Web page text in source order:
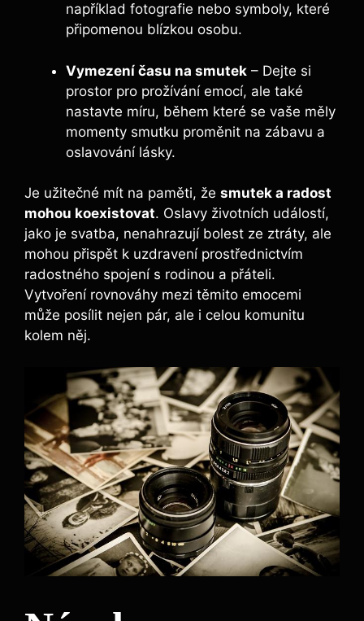
například fotografie nebo symboly, které
připomenou blízkou osobu.
Vymezení času na smutek – Dejte si
prostor pro prožívání emocí, ale také
nastavte míru, během které se vaše měly
momenty smutku proměnit na zábavu a
oslavování lásky.
Je užitečné mít na paměti, že smutek a radost
mohou koexistovat. Oslavy životních událostí,
jako je svatba, nenahrazují bolest ze ztráty, ale
mohou přispět k uzdravení prostřednictvím
radostného spojení s rodinou a přáteli.
Vytvoření rovnováhy mezi těmito emocemi
může posílit nejen pár, ale i celou komunitu
kolem něj.